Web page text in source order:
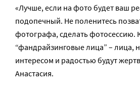
«Лучше, если на фото будет ваш
подопечный. Не поленитесь
фотографа, сделать фотосессию.
“фандрайзинговые лица” – лица,
интересом и радостью будут
Анастасия.